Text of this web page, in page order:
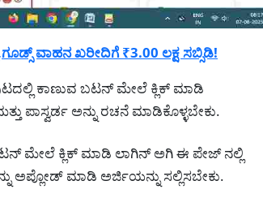
ವಾಹನ ಖರೀದಿಗೆ ₹3.00 ಲಕ್ಷ ಸಬ್ಸಿಡಿ!
ಕಾಣುವ ಬಟನ್ ಮೇಲೆ ಕ್ಲಿಕ್ ಮಾಡಿ
ಪಾಸ್ವರ್ಡ ಅನ್ನು ರಚನೆ ಮಾಡಿಕೊಳ್ಳಬೇಕು.
ಮೇಲೆ ಕ್ಲಿಕ್ ಮಾಡಿ ಲಾಗಿನ್ ಅಗಿ ಈ ಪೇಜ್ ನಲ್ಲಿ
ಅಪ್ಲೋಡ್ ಮಾಡಿ ಅರ್ಜಿಯನ್ನು ಸಲ್ಲಿಸಬೇಕು.